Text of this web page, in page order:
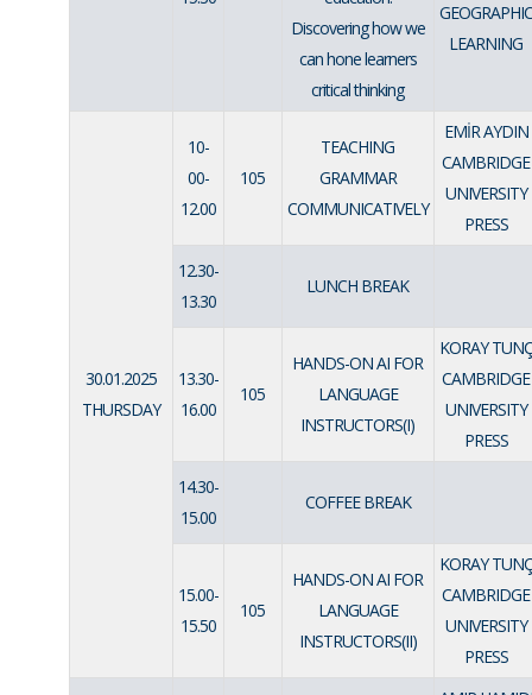
Discovering how we
can hone learners
critical thinking
GEOGRAPHIC
LEARNING
30.01.2025
THURSDAY
10-
00-
12.00
105
TEACHING
GRAMMAR
COMMUNICATIVELY
EMİR AYDIN
CAMBRIDGE
UNIVERSITY
PRESS
12.30-
13.30
LUNCH BREAK
13.30-
16.00
105
HANDS-ON AI FOR
LANGUAGE
INSTRUCTORS(I)
KORAY TUNÇ
CAMBRIDGE
UNIVERSITY
PRESS
14.30-
15.00
COFFEE BREAK
15.00-
15.50
105
HANDS-ON AI FOR
LANGUAGE
INSTRUCTORS(II)
KORAY TUNÇ
CAMBRIDGE
UNIVERSITY
PRESS